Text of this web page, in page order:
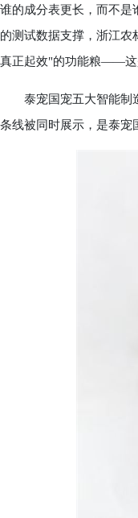
谁的成分表更长，而不是
的测试数据支撑，浙江
真正起效"的功能粮——这
泰宠国宠五大智能制造
条线被同时展示，是泰宠